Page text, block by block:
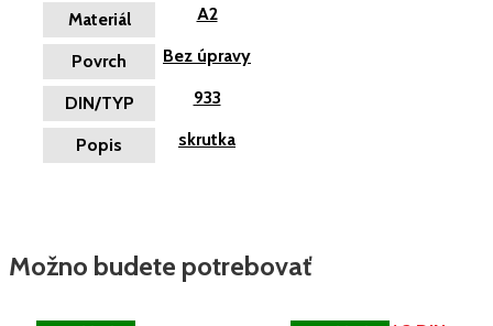
Materiál A2
Povrch Bez úpravy
DIN/TYP 933
Popis skrutka
Možno budete potrebovať